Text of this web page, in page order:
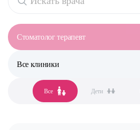
Все Дети
Стоматолог терапевт
Все специальности
Аллерголог-иммунолог
Анестезиолог
Все клиники
Все клиники